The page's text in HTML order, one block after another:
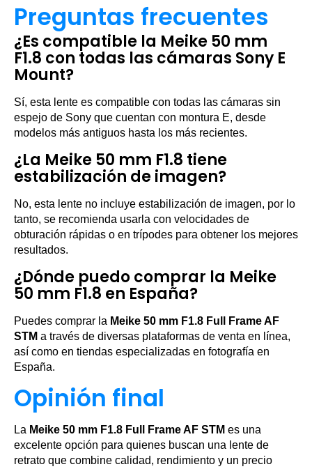
Preguntas frecuentes
¿Es compatible la Meike 50 mm
F1.8 con todas las cámaras Sony E
Mount?
Sí, esta lente es compatible con todas las cámaras sin
espejo de Sony que cuentan con montura E, desde
modelos más antiguos hasta los más recientes.
¿La Meike 50 mm F1.8 tiene
estabilización de imagen?
No, esta lente no incluye estabilización de imagen, por lo
tanto, se recomienda usarla con velocidades de
obturación rápidas o en trípodes para obtener los mejores
resultados.
¿Dónde puedo comprar la Meike
50 mm F1.8 en España?
Puedes comprar la Meike 50 mm F1.8 Full Frame AF
STM a través de diversas plataformas de venta en línea,
así como en tiendas especializadas en fotografía en
España.
Opinión final
La Meike 50 mm F1.8 Full Frame AF STM es una
excelente opción para quienes buscan una lente de
retrato que combine calidad, rendimiento y un precio